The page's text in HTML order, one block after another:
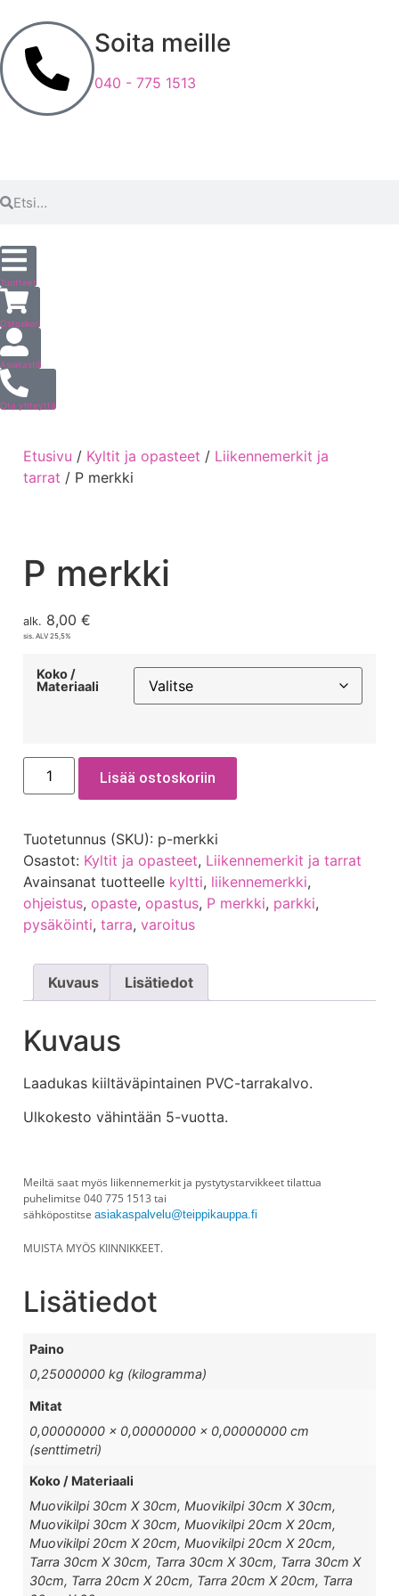
Soita meille
040 - 775 1513
Tuotteet
Ostoskori
Asiakastili
Ota yhteyttä
Etusivu / Kyltit ja opasteet / Liikennemerkit ja
tarrat / P merkki
P merkki
alk. 8,00 €
sis. ALV 25,5%
Koko /
Materiaali
Lisää ostoskoriin
Tuotetunnus (SKU): p-merkki
Osastot: Kyltit ja opasteet, Liikennemerkit ja tarrat
Avainsanat tuotteelle kyltti, liikennemerkki,
ohjeistus, opaste, opastus, P merkki, parkki,
pysäköinti, tarra, varoitus
Kuvaus Lisätiedot
Kuvaus
Laadukas kiiltäväpintainen PVC-tarrakalvo.
Ulkokesto vähintään 5-vuotta.
Meiltä saat myös liikennemerkit ja pystytystarvikkeet tilattua
puhelimitse 040 775 1513 tai
sähköpostitse asiakaspalvelu@teippikauppa.fi
MUISTA MYÖS KIINNIKKEET.
Lisätiedot
Paino
0,25000000 kg (kilogramma)
Mitat
0,00000000 × 0,00000000 × 0,00000000 cm
(senttimetri)
Koko / Materiaali
Muovikilpi 30cm X 30cm, Muovikilpi 30cm X 30cm,
Muovikilpi 30cm X 30cm, Muovikilpi 20cm X 20cm,
Muovikilpi 20cm X 20cm, Muovikilpi 20cm X 20cm,
Tarra 30cm X 30cm, Tarra 30cm X 30cm, Tarra 30cm X
30cm, Tarra 20cm X 20cm, Tarra 20cm X 20cm, Tarra